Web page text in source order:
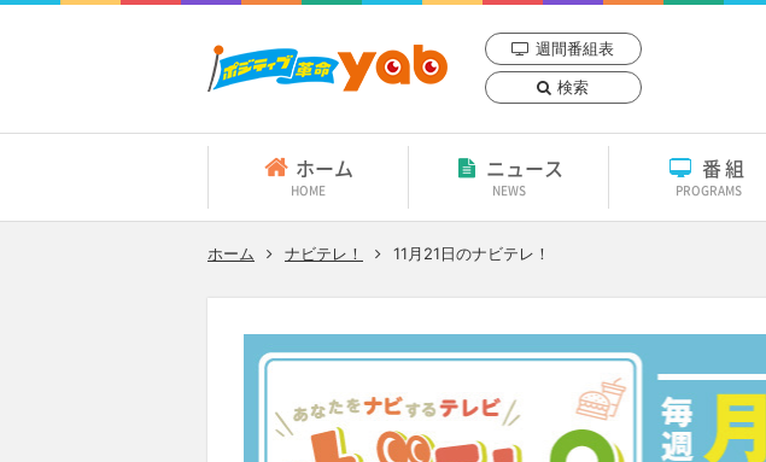
週間番組表
検索
ホーム
HOME
ニュース
NEWS
番組
PROGRAMS
ホーム ナビテレ！ 11月21日のナビテレ！